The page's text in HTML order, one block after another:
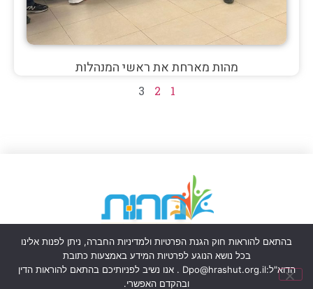
מהות מארחת את ראשי המנהלות
1
2
3
דרושים ומכרזיםיצירת קשר
© הזכויות שמורות למהות - הרשות העירונית לביטחון וחוסן קהילתי - אשדוד
בהתאם להוראות חוק הגנת הפרטיות ולמדיניות החברה, ניתן לפנות אלינו
בכל נושא הנוגע לפרטיות המידע באמצעות כתובת
הדוא"ל:Dpo@hrashut.org.il . אנו נשיב לפניותיכם בהתאם להוראות הדין
ובהקדם האפשרי.